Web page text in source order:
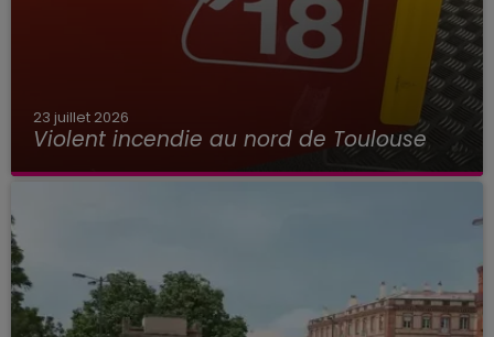
23 juillet 2026
Violent incendie au nord de Toulouse